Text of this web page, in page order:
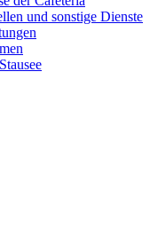
und sonstige Dienste